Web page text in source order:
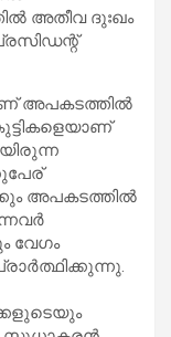
അതീവ ദുഃഖം
അപകടത്തില്‍
അപകടത്തില്‍
വേഗം